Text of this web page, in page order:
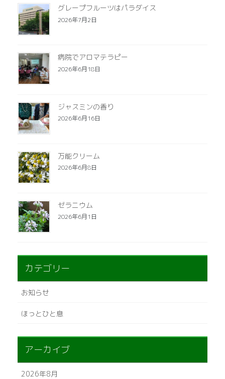
グレープフルーツはパラダイス
2026年7月2日
病院でアロマテラピー
2026年6月18日
ジャスミンの香り
2026年6月16日
万能クリーム
2026年6月8日
ゼラニウム
2026年6月1日
カテゴリー
お知らせ
ほっとひと息
アーカイブ
2026年8月